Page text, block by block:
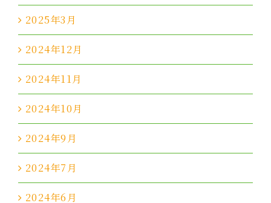
2025年3月
2024年12月
2024年11月
2024年10月
2024年9月
2024年7月
2024年6月